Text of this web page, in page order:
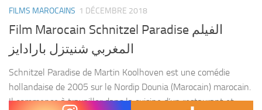
FILMS MAROCAINS 1 DÉCEMBRE 2018
Film Marocain Schnitzel Paradise الفيلم
المغربي شنيتزل بارادايز
Schnitzel Paradise de Martin Koolhoven est une comédie
hollandaise de 2005 sur le Nordip Dounia (Marocain) marocain.
Il commence à travailler dans la cuisine d’un restaurant et